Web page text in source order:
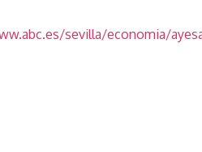
sevilla/economia/